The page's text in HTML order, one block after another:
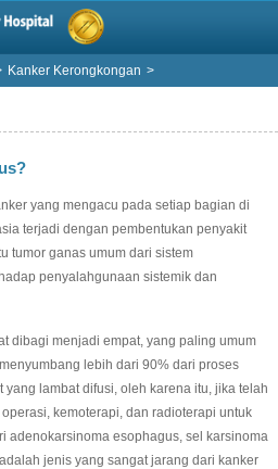
Kanker Kerongkongan >
yang mengacu pada setiap bagian di
terjadi dengan pembentukan penyakit
tumor ganas umum dari sistem
penyalahgunaan sistemik dan
menjadi empat, yang paling umum
lebih dari 90% dari proses
lambat difusi, oleh karena itu, jika telah
kemoterapi, dan radioterapi untuk
adenokarsinoma esophagus, sel karsinoma
jenis yang sangat jarang dari kanker